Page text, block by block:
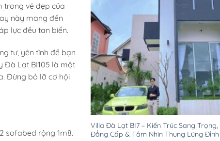
trong vẻ đẹp của
này mang đến
lực đều tan biến.
tư, yên tĩnh để bạn
Đà Lạt BI105 là một
Đừng bỏ lỡ cơ hội
sofabed rộng 1m8.
Villa Đà Lạt BI7 – Kiến Trúc Sang Trọng,
Đẳng Cấp & Tầm Nhìn Thung Lũng Đỉnh